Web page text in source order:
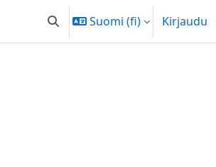
Vaihda hakusyöttöä
Suomi ‎(fi)‎ Kirjaudu